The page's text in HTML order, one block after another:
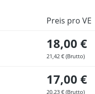
Preis pro VE
18,00 €
21,42 € (Brutto)
17,00 €
20,23 € (Brutto)